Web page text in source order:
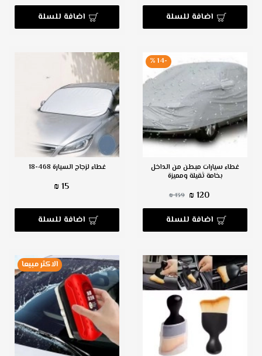
اضافة للسلة اضافة للسلة
-14 %
غطاء سيارات مبطن من الداخل
بخامة ثقيلة ومميزة
120 ₪
139 ₪
اضافة للسلة
غطاء لزجاج السيارة 468-18
15 ₪
اضافة للسلة
الاكثر مبيعا